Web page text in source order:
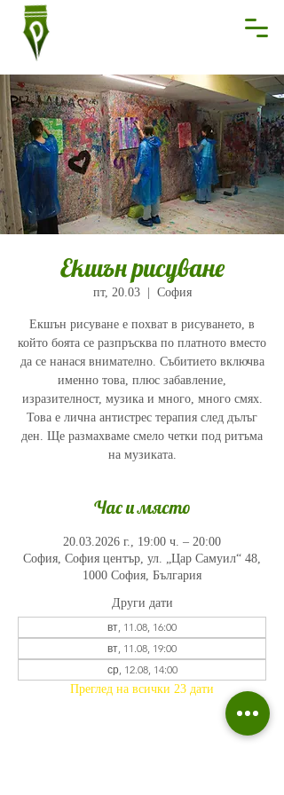
Екшън рисуване
пт, 20.03
  |
София
Екшън рисуване е похват в рисуването, в
който боята се разпръсква по платното вместо
да се нанася внимателно. Събитието включва
именно това, плюс забавление,
изразителност, музика и много, много смях.
Това е лична антистрес терапия след дълъг
ден. Ще размахваме смело четки под ритъма
на музиката.
Час и място
20.03.2026 г., 19:00 ч. – 20:00
София, София център, ул. „Цар Самуил“ 48,
1000 София, България
Други дати
вт, 11.08, 16:00
вт, 11.08, 19:00
ср, 12.08, 14:00
Преглед на всички 23 дати